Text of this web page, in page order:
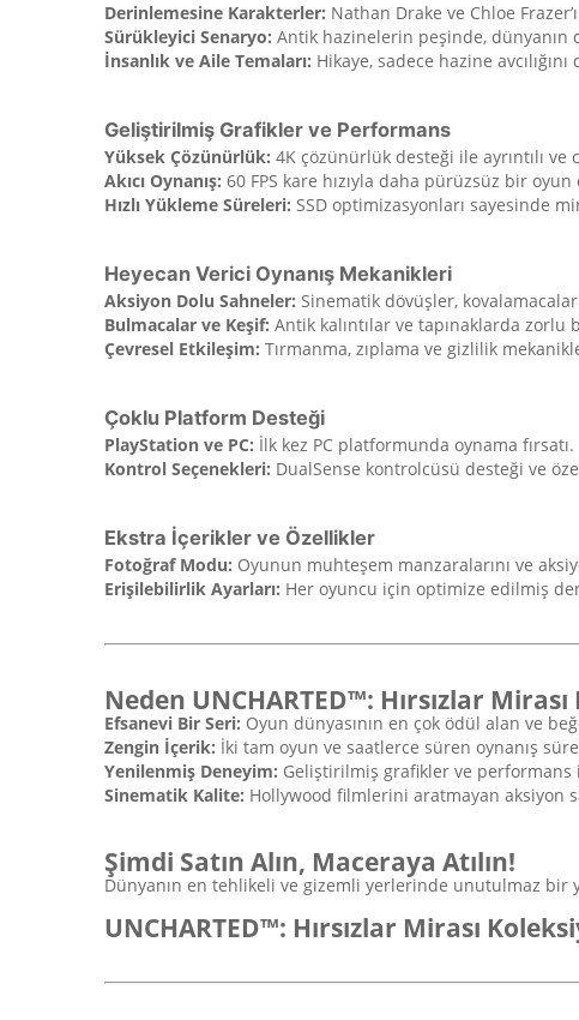
Derinlemesine Karakterler: Nathan Drake ve Chloe
Sürükleyici Senaryo: Antik hazinelerin peşinde, dünyanın
İnsanlık ve Aile Temaları: Hikaye, sadece hazine
Geliştirilmiş Grafikler ve Performans
Yüksek Çözünürlük: 4K çözünürlük desteği ile ayrıntılı ve
Akıcı Oynanış: 60 FPS kare hızıyla daha pürüzsüz bir
Hızlı Yükleme Süreleri: SSD optimizasyonları sayesinde
Heyecan Verici Oynanış Mekanikleri
Aksiyon Dolu Sahneler: Sinematik dövüşler,
Bulmacalar ve Keşif: Antik kalıntılar ve tapınaklarda zorlu
Çevresel Etkileşim: Tırmanma, zıplama ve gizlilik
Çoklu Platform Desteği
PlayStation ve PC: İlk kez PC platformunda oynama fırsatı.
Kontrol Seçenekleri: DualSense kontrolcüsü desteği ve
Ekstra İçerikler ve Özellikler
Fotoğraf Modu: Oyunun muhteşem manzaralarını ve
Erişilebilirlik Ayarları: Her oyuncu için optimize edilmiş
Neden UNCHARTED™: Hırsızlar
Efsanevi Bir Seri: Oyun dünyasının en çok ödül alan ve
Zengin İçerik: İki tam oyun ve saatlerce süren oynanış
Yenilenmiş Deneyim: Geliştirilmiş grafikler ve
Sinematik Kalite: Hollywood filmlerini aratmayan aksiyon
Şimdi Satın Alın, Maceraya Atılın!
Dünyanın en tehlikeli ve gizemli yerlerinde unutulmaz bir
UNCHARTED™: Hırsızlar Mirası